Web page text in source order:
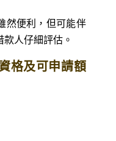
然便利，但可能伴
人仔細評估。
格及可申請額